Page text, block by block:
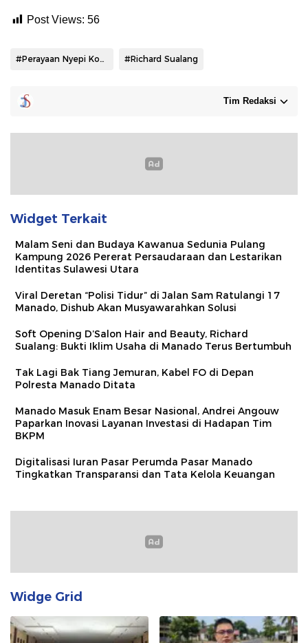
Post Views: 56
#Perayaan Nyepi Kota Manado #Richard Sualang
Tim Redaksi
Widget Terkait
Malam Seni dan Budaya Kawanua Sedunia Pulang
Kampung 2026 Pererat Persaudaraan dan Lestarikan
Identitas Sulawesi Utara
Viral Deretan “Polisi Tidur” di Jalan Sam Ratulangi 17
Manado, Dishub Akan Musyawarahkan Solusi
Soft Opening D’Salon Hair and Beauty, Richard
Sualang: Bukti Iklim Usaha di Manado Terus Bertumbuh
Tak Lagi Bak Tiang Jemuran, Kabel FO di Depan
Polresta Manado Ditata
Manado Masuk Enam Besar Nasional, Andrei Angouw
Paparkan Inovasi Layanan Investasi di Hadapan Tim
BKPM
Digitalisasi Iuran Pasar Perumda Pasar Manado
Tingkatkan Transparansi dan Tata Kelola Keuangan
Widge Grid